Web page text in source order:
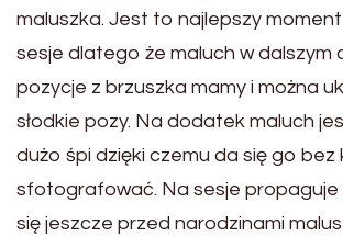
maluszka. Jest to najlepszy
sesje dlatego że maluch w dalszym
pozycje z brzuszka mamy i można
słodkie pozy. Na dodatek maluch
dużo śpi dzięki czemu da się go bez
sfotografować. Na sesje propaguje
się jeszcze przed narodzinami